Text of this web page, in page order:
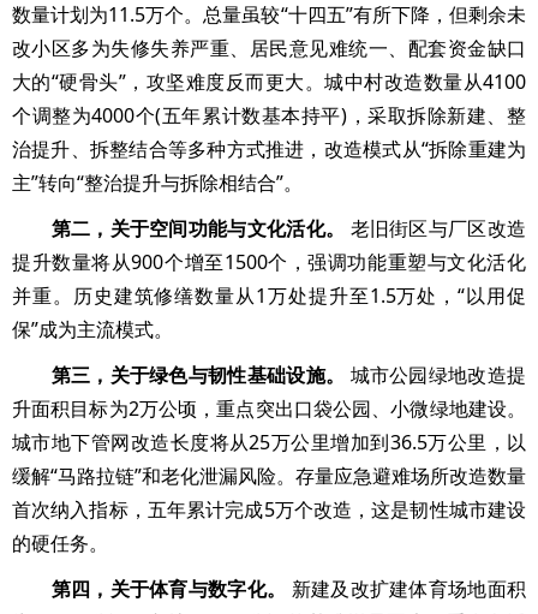
数量计划为11.5万个。总量虽较“十四五”有所下降，但剩余未
改小区多为失修失养严重、居民意见难统一、配套资金缺口
大的“硬骨头”，攻坚难度反而更大。城中村改造数量从4100
个调整为4000个(五年累计数基本持平)，采取拆除新建、整
治提升、拆整结合等多种方式推进，改造模式从“拆除重建为
主”转向“整治提升与拆除相结合”。
第二，关于空间功能与文化活化。
老旧街区与厂区改造
提升数量将从900个增至1500个，强调功能重塑与文化活化
并重。历史建筑修缮数量从1万处提升至1.5万处，“以用促
保”成为主流模式。
第三，关于绿色与韧性基础设施。
城市公园绿地改造提
升面积目标为2万公顷，重点突出口袋公园、小微绿地建设。
城市地下管网改造长度将从25万公里增加到36.5万公里，以
缓解“马路拉链”和老化泄漏风险。存量应急避难场所改造数量
首次纳入指标，五年累计完成5万个改造，这是韧性城市建设
的硬任务。
第四，关于体育与数字化。
新建及改扩建体育场地面积